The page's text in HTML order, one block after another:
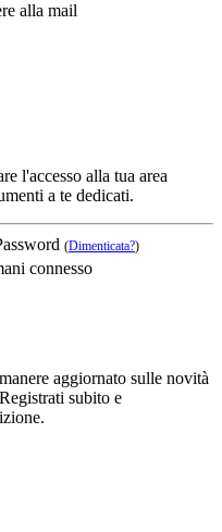
alla mail
l'accesso alla tua area
a te dedicati.
(Dimenticata?)
connesso
aggiornato sulle novità
subito e